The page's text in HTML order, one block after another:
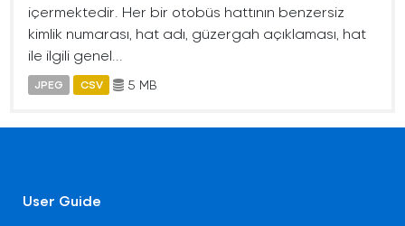
içermektedir. Her bir otobüs hattının benzersiz
kimlik numarası, hat adı, güzergah açıklaması, hat
ile ilgili genel...
JPEG CSV 5 MB
User Guide